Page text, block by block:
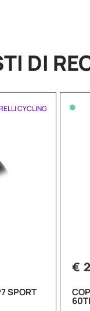
DI
CYCLING
SPORT
•
€